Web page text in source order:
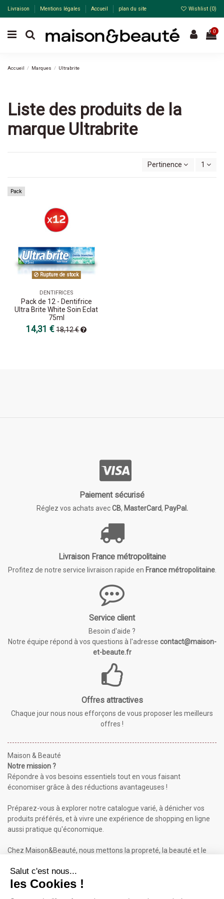
Livraison Mentions légales Accueil plan du site Wishlist (0)
0
Accueil Marques Ultrabrite
Liste des produits de la
marque Ultrabrite
Pertinence 1
Pack
Rupture de stock
DENTIFRICES
Pack de 12 - Dentifrice
Ultra Brite White Soin Eclat
75ml
14,31 €18,12 €
Paiement sécurisé
Réglez vos achats avecCB, MasterCard, PayPal.
Livraison France métropolitaine
Profitez de notre service livraison rapide en France métropolitaine.
Service client
Besoin d'aide ?
Notre équipe répond à vos questions à l'adresse contact@maison-
et-beaute.fr
Offres attractives
Chaque jour nous nous efforçons de vous proposer les meilleurs
offres !
Maison & Beauté
Notre mission ?
Répondre à vos besoins essentiels tout en vous faisant
économiser grâce à des réductions avantageuses !
Préparez-vous à explorer notre catalogue varié, à dénicher vos
produits préférés, et à vivre une expérience de shopping en ligne
aussi pratique qu'économique.
Chez Maison&Beauté, nous mettons la propreté, la beauté et le
Maison & Beauté : Informations
À propos de nous